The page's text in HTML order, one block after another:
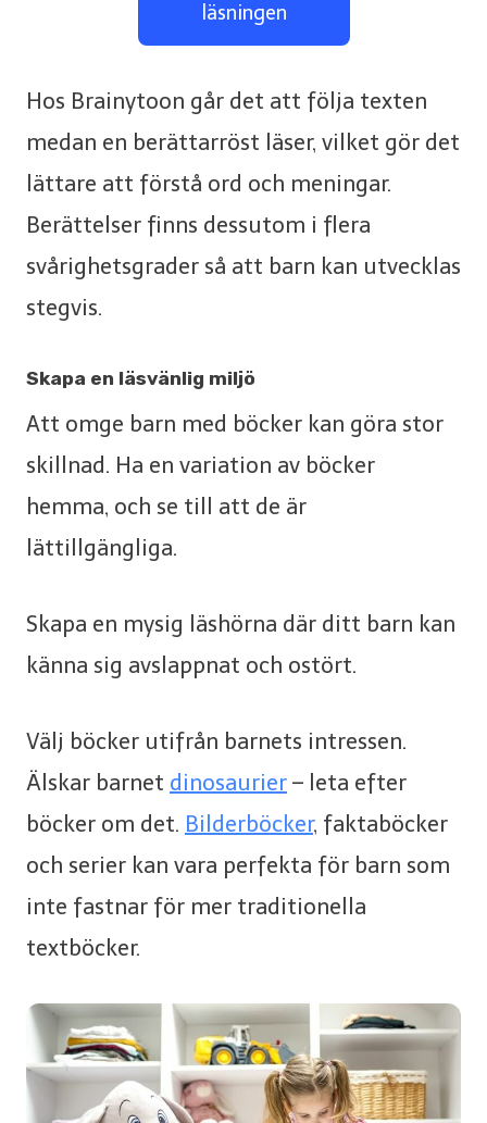
läsningen
Hos Brainytoon går det att följa texten
medan en berättarröst läser, vilket gör det
lättare att förstå ord och meningar.
Berättelser finns dessutom i flera
svårighetsgrader så att barn kan utvecklas
stegvis.
Skapa en läsvänlig miljö
Att omge barn med böcker kan göra stor
skillnad. Ha en variation av böcker
hemma, och se till att de är
lättillgängliga.
Skapa en mysig läshörna där ditt barn kan
känna sig avslappnat och ostört.
Välj böcker utifrån barnets intressen.
Älskar barnet dinosaurier – leta efter
böcker om det. Bilderböcker, faktaböcker
och serier kan vara perfekta för barn som
inte fastnar för mer traditionella
textböcker.